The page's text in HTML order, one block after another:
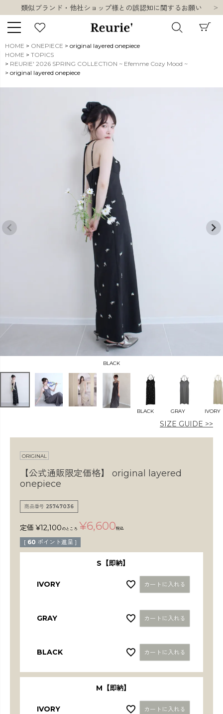
類似ブランド・他社ショップ様との誤認知に関するお願い
熊本県熊本地方を震源とする地震の影響について
お盆期間中の営業・配送に関して
類似ブランド・他社ショップ様との誤認知に関するお願い
10,000円以上ご購入で送料無料
キーワード
再入荷
ORIGINAL
〜
在庫なし商品
表示する
表示しない
HOME ONEPIECE
original layered onepiece
HOME
TOPICS
REURIE' 2026 SPRING COLLECTION ~ Efemme Cozy Mood ~
original layered onepiece
BLACK
BLACK GRAY IVORY
SIZE GUIDE >>
ORIGINAL
【公式通販限定価格】
original layered
onepiece
商品番号 25747036
定価 ¥12,100 のところ ¥6,600税込
[ 60 ポイント進呈 ]
S【即納】
IVORY カートに入れる
GRAY カートに入れる
BLACK カートに入れる
M【即納】
IVORY カートに入れる